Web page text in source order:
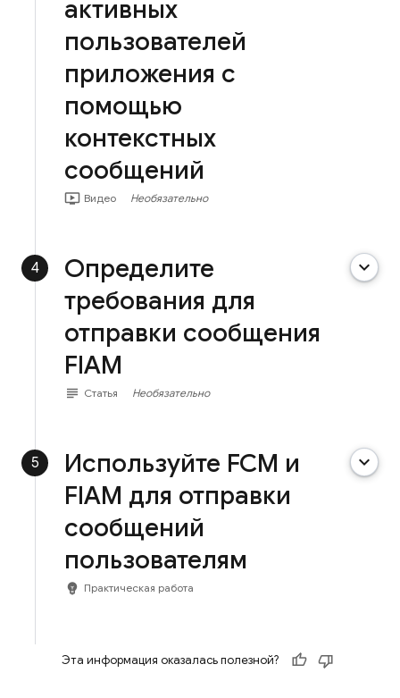
активных
пользователей
приложения с
помощью
контекстных
сообщений
ondemand_video Видео Необязательно
4
Определите
требования для
отправки сообщения
FIAM
keyboard_arrow_down
subject Статья Необязательно
5
Используйте FCM и
FIAM для отправки
сообщений
пользователям
keyboard_arrow_down
emoji_objects Практическая работа
Эта информация оказалась полезной?